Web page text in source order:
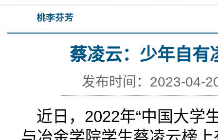
桃李芬芳
蔡凌云：少年自有
发布时间：2023-04-
近日，2022年“中国大学